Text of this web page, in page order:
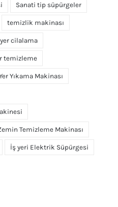
Sanati tip süpürgeler
temizlik makinası
yer cilalama
temizleme
Yıkama Makinası
Temizleme Makinası
İş yeri Elektrik Süpürgesi